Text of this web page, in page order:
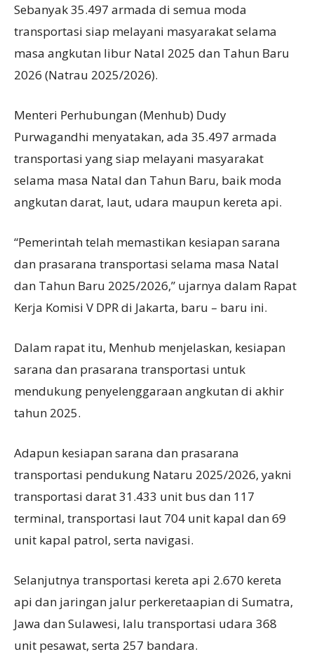
Sebanyak 35.497 armada di semua moda
transportasi siap melayani masyarakat selama
masa angkutan libur Natal 2025 dan Tahun Baru
2026 (Natrau 2025/2026).
Menteri Perhubungan (Menhub) Dudy
Purwagandhi menyatakan, ada 35.497 armada
transportasi yang siap melayani masyarakat
selama masa Natal dan Tahun Baru, baik moda
angkutan darat, laut, udara maupun kereta api.
“Pemerintah telah memastikan kesiapan sarana
dan prasarana transportasi selama masa Natal
dan Tahun Baru 2025/2026,” ujarnya dalam Rapat
Kerja Komisi V DPR di Jakarta, baru – baru ini.
Dalam rapat itu, Menhub menjelaskan, kesiapan
sarana dan prasarana transportasi untuk
mendukung penyelenggaraan angkutan di akhir
tahun 2025.
Adapun kesiapan sarana dan prasarana
transportasi pendukung Nataru 2025/2026, yakni
transportasi darat 31.433 unit bus dan 117
terminal, transportasi laut 704 unit kapal dan 69
unit kapal patrol, serta navigasi.
Selanjutnya transportasi kereta api 2.670 kereta
api dan jaringan jalur perkeretaapian di Sumatra,
Jawa dan Sulawesi, lalu transportasi udara 368
unit pesawat, serta 257 bandara.